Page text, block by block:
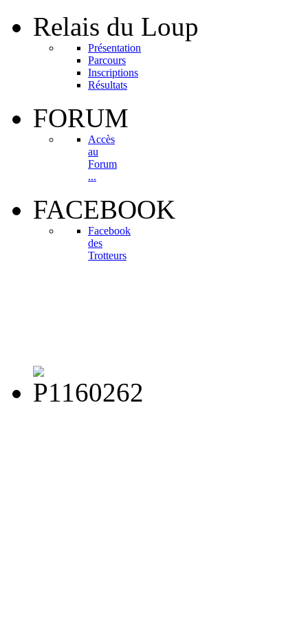
Relais du Loup
Présentation
Parcours
Inscriptions
Résultats
FORUM
Accès
au
Forum
...
FACEBOOK
Facebook
des
Trotteurs